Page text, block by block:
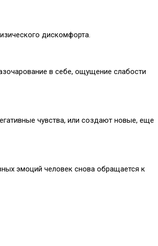
дискомфорта.
в себе, ощущение слабости
чувства, или создают новые, еще
эмоций человек снова обращается к